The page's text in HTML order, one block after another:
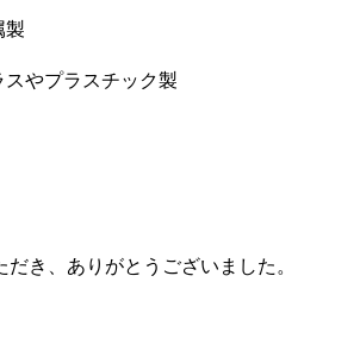
製
やプラスチック製
き、ありがとうございました。